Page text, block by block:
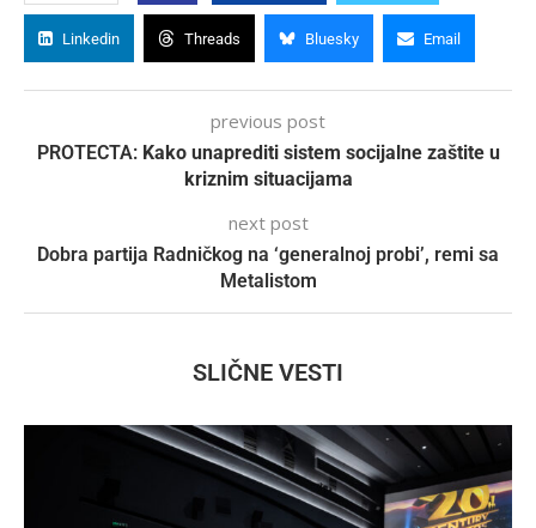
Linkedin Threads Bluesky Email
previous post
PROTECTA: Kako unaprediti sistem socijalne zaštite u
kriznim situacijama
next post
Dobra partija Radničkog na ‘generalnoj probi’, remi sa
Metalistom
SLIČNE VESTI